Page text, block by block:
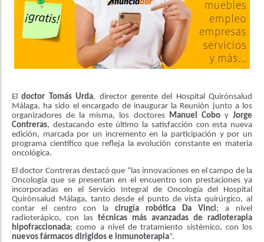
Eldoctor Tomás Urda, director gerente del Hospital Quirónsalud
Málaga, ha sido el encargado de inaugurar la Reunión junto a los
organizadores de la misma, los doctores Manuel CoboyJorge
Contreras, destacando este último la satisfacción con esta nueva
edición, marcada por un incremento en la participación y por un
programa científico que refleja la evolución constante en materia
oncológica.
El doctor Contreras destacó que “las innovaciones en el campo de la
Oncología que se presentan en el encuentro son prestaciones ya
incorporadas en el Servicio Integral de Oncología del Hospital
Quirónsalud Málaga, tanto desde el punto de vista quirúrgico, al
contar el centro con la cirugía robótica Da Vinci; a nivel
radioterápico, con las técnicas más avanzadas de radioterapia
hipofraccionada; como a nivel de tratamiento sistémico, con los
nuevos fármacos dirigidos e inmunoterapia”.